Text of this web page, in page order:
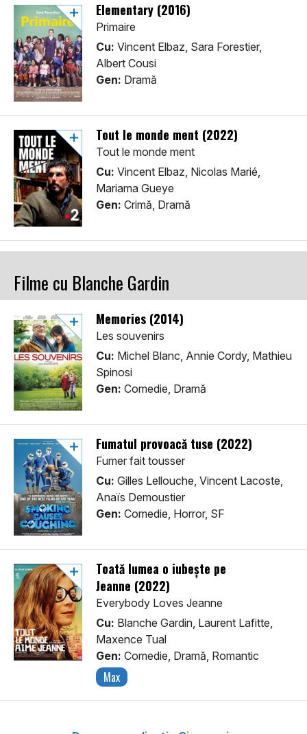
Elementary (2016)
Primaire
Cu: Vincent Elbaz, Sara Forestier,
Albert Cousi
Gen: Dramă
Tout le monde ment (2022)
Tout le monde ment
Cu: Vincent Elbaz, Nicolas Marié,
Mariama Gueye
Gen: Crimă, Dramă
Filme cu Blanche Gardin
Memories (2014)
Les souvenirs
Cu: Michel Blanc, Annie Cordy, Mathieu
Spinosi
Gen: Comedie, Dramă
Fumatul provoacă tuse (2022)
Fumer fait tousser
Cu: Gilles Lellouche, Vincent Lacoste,
Anaïs Demoustier
Gen: Comedie, Horror, SF
Toată lumea o iubește pe
Jeanne (2022)
Everybody Loves Jeanne
Cu: Blanche Gardin, Laurent Lafitte,
Maxence Tual
Gen: Comedie, Dramă, Romantic
Max